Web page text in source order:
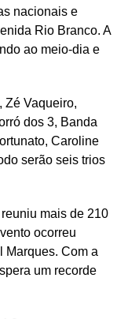
nacionais e
Rio Branco. A
ao meio-dia e
Zé Vaqueiro,
dos 3, Banda
Caroline
serão seis trios
mais de 210
ocorreu
Marques. Com a
um recorde